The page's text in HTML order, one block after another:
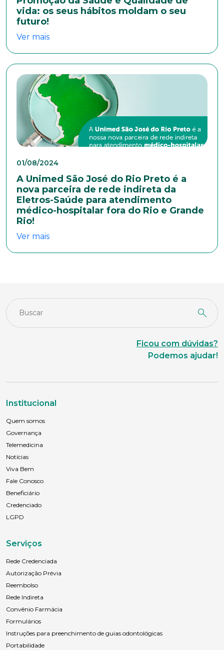
vida: os seus hábitos moldam o seu
futuro!
Ver mais
01/08/2024
A Unimed São José do Rio Preto é a
nova parceira de rede indireta da
Eletros-Saúde para atendimento
médico-hospitalar fora do Rio e Grande
Rio!
Ver mais
Ficou com dúvidas?
Podemos ajudar!
Institucional
Quem somos
Governança
Telemedicina
Notícias
Viva Bem
Fale Conosco
Beneficiário
Credenciado
LGPD
Serviços
Rede Credenciada
Autorização Prévia
Reembolso
Rede Indireta
Convênio Farmácia
Formulários
Instruções para preenchimento de guias odontológicas
Portabilidade
E-mail*
Telefone
Endereço
Bairro
Cidade
Estado Civil
Sexo
Masculino
Anexar currículo*